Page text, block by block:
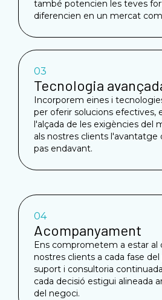
també potencien les teves
diferencien en un mercat
03
Tecnologia
Incorporem eines i
per oferir solucions efectives,
l'alçada de les exigències del
als nostres clients l'avantatge
pas endavant.
04
Acompanyament
Ens comprometem a estar al
nostres clients a cada fase
suport i consultoria
cada decisió estigui alineada
del negoci.